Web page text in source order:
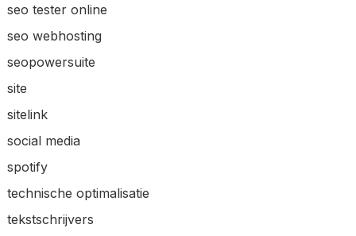
seo tester online
seo webhosting
seopowersuite
site
sitelink
social media
spotify
technische optimalisatie
tekstschrijvers